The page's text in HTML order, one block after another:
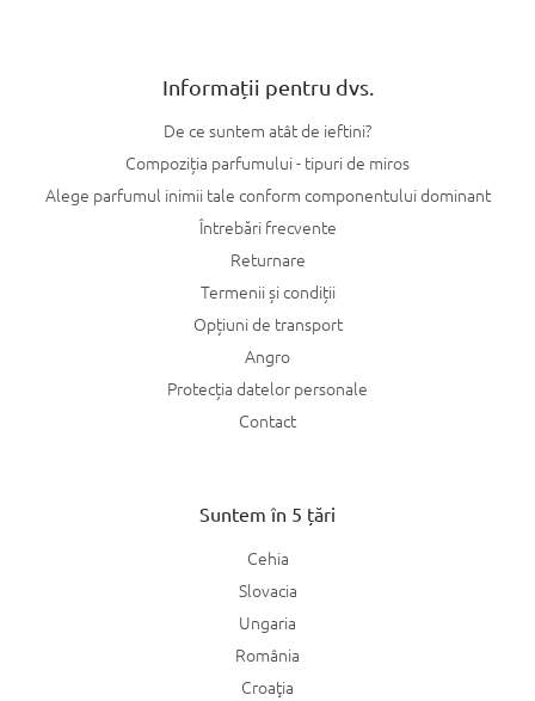
Informații pentru dvs.
De ce suntem atât de ieftini?
Compoziția parfumului - tipuri de miros
Alege parfumul inimii tale conform componentului dominant
Întrebări frecvente
Returnare
Termenii și condiții
Opțiuni de transport
Angro
Protecția datelor personale
Contact
Suntem în 5 țări
Cehia
Slovacia
Ungaria
România
Croaţia